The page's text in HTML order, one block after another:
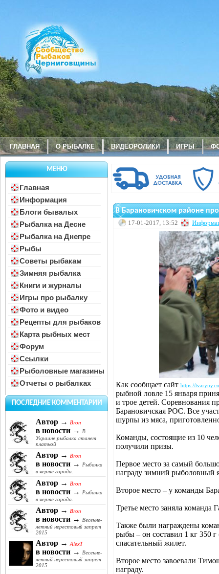
ГЛАВНАЯ О РЫБАЛКЕ ВИДЕОРОЛИКИ ИГРЫ
МЕНЮ
Главная
Информация
Блоги бывалых
Рыбалка на Десне
Рыбалка на Днепре
Рыбы
Советы рыбакам
Зимняя рыбалка
Книги и журналы
Игры про рыбалку
Фото и видео
Рецепты для рыбаков
Карта рыбных мест
Форум
Ссылки
Рыболовные магазины
Отчеты о рыбалках
ПОСЛЕДНИЕ КОММЕНТАРИИ
Автор → Bron
в новости →
В
Украине рыбалка станет
платной
Автор → Bron
в новости →
Рыбалка
в черте города.
Автор → Bron
в новости →
Рыбалка
в черте города.
Автор → Bron
в новости →
Весенне-
летний нерестовый запрет
2015
Автор → AlexT
в новости →
Весенне-
летний нерестовый запрет
2015
В Барановичском районе
17-01-2017, 13:52
Как сообщает сайт https://
рыбной ловле 15 января
и трое детей. Соревнования
Барановичская РОС. Все
шурпы из мяса,
Команды, состоящие из 10
получили призы.
Первое место за самый
награду зимний рыболовный
Второе место – у команды
Третье место заняла
Также были награждены
рыбы – он составил 1 кг
спасательный жилет.
Второе место завоевали
награду.